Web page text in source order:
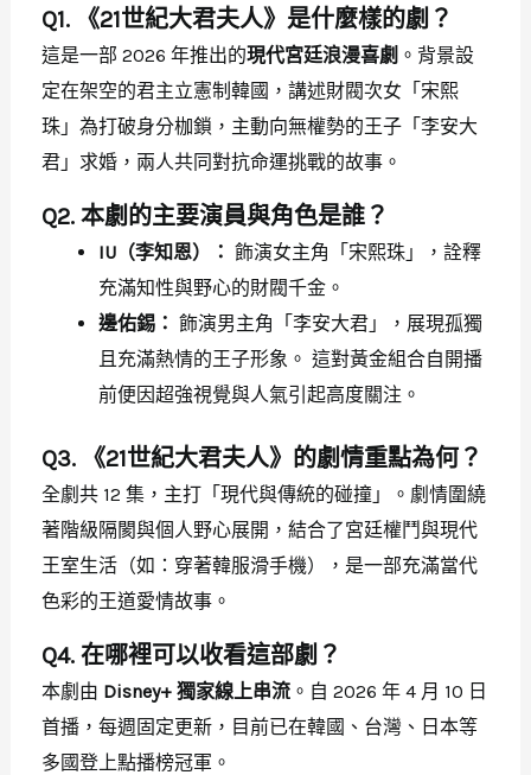
Q1. 《21世紀大君夫人》是什麼樣的劇？
這是一部 2026 年推出的現代宮廷浪漫喜劇 。背景設
定在架空的君主立憲制韓國，講述財閥次女「宋熙
珠」為打破身分枷鎖，主動向無權勢的王子「李安大
君」求婚，兩人共同對抗命運挑戰的故事。
Q2. 本劇的主要演員與角色是誰？
IU（李知恩）： 飾演女主角「宋熙珠」，詮釋
充滿知性與野心的財閥千金。
邊佑錫： 飾演男主角「李安大君」，展現孤獨
且充滿熱情的王子形象。 這對黃金組合自開播
前便因超強視覺與人氣引起高度關注。
Q3. 《21世紀大君夫人》的劇情重點為何？
全劇共 12 集，主打「現代與傳統的碰撞」。劇情圍繞
著階級隔閡與個人野心展開，結合了宮廷權鬥與現代
王室生活（如：穿著韓服滑手機），是一部充滿當代
色彩的王道愛情故事。
Q4. 在哪裡可以收看這部劇？
本劇由 Disney+ 獨家線上串流。自 2026 年 4 月 10 日
首播，每週固定更新，目前已在韓國、台灣、日本等
多國登上點播榜冠軍。